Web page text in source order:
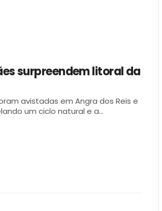
surpreendem litoral da
avistadas em Angra dos Reis e
um ciclo natural e a